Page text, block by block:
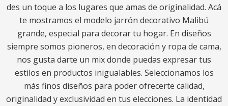
des un toque a los lugares que amas de originalidad. Acá
te mostramos el modelo jarrón decorativo Malibú
grande, especial para decorar tu hogar. En diseños
siempre somos pioneros, en decoración y ropa de cama,
nos gusta darte un mix donde puedas expresar tus
estilos en productos inigualables. Seleccionamos los
más finos diseños para poder ofrecerte calidad,
originalidad y exclusividad en tus elecciones. La identidad